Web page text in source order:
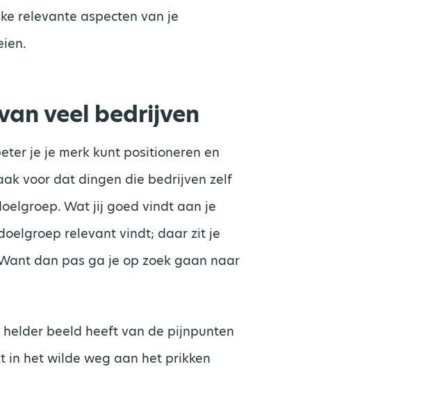
relevante aspecten van je
veel bedrijven
je je merk kunt positioneren en
voor dat dingen die bedrijven zelf
Wat jij goed vindt aan je
relevant vindt; daar zit je
dan pas ga je op zoek gaan naar
beeld heeft van de pijnpunten
in het wilde weg aan het prikken